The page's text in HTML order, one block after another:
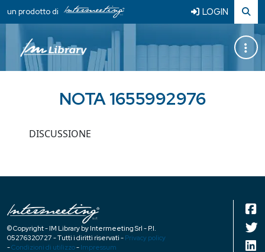
un prodotto di LOGIN
NOTA 1655992976
DISCUSSIONE
© Copyright - IM Library by Intermeeting Srl - P.I.
05276320727 - Tutti i diritti riservati - Privacy policy
-Condizioni di utilizzo- Impressum